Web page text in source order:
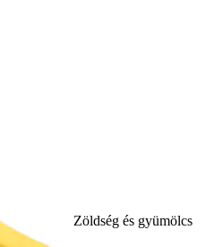
Zöldség és gyümölcs